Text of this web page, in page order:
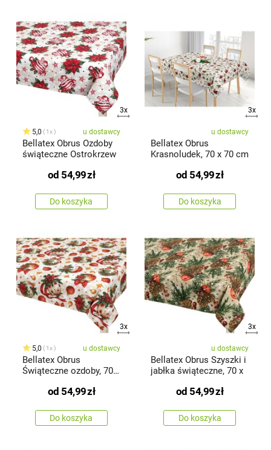
3x
5,0 1x u dostawcy
Bellatex Obrus Ozdoby
świąteczne Ostrokrzew
od 54,99zł
Do koszyka
3x
u dostawcy
Bellatex Obrus
Krasnoludek, 70 x 70 cm
od 54,99zł
Do koszyka
3x
5,0 1x u dostawcy
Bellatex Obrus
Świąteczne ozdoby, 70 x
od 54,99zł
Do koszyka
3x
u dostawcy
Bellatex Obrus Szyszki i
jabłka świąteczne, 70 x
od 54,99zł
Do koszyka